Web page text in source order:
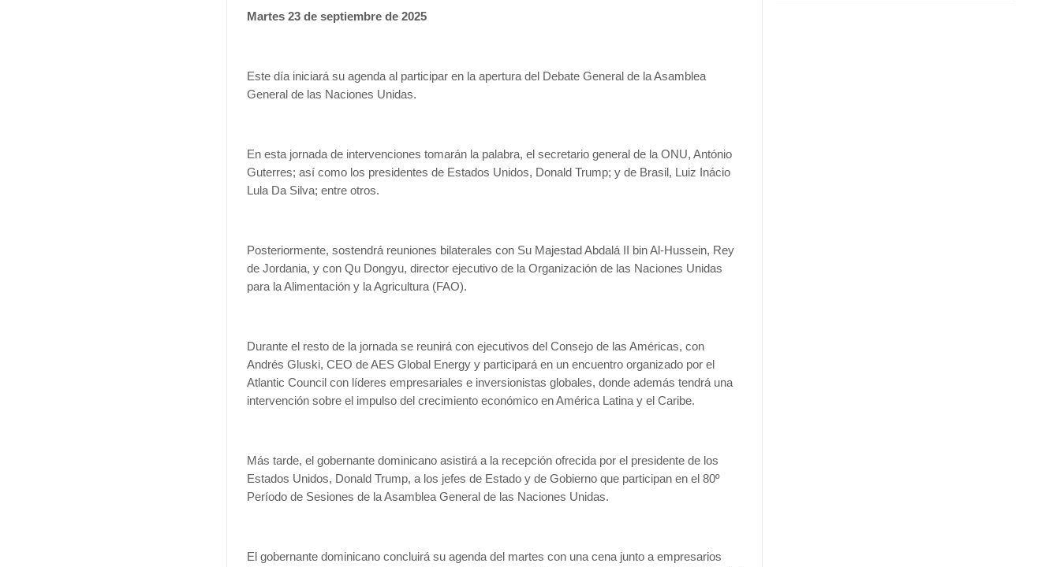
Martes 23 de septiembre de 2025
Este día iniciará su agenda al participar en la apertura del Debate General de la Asamblea
General de las Naciones Unidas.
En esta jornada de intervenciones tomarán la palabra, el secretario general de la ONU, António
Guterres; así como los presidentes de Estados Unidos, Donald Trump; y de Brasil, Luiz Inácio
Lula Da Silva; entre otros.
Posteriormente, sostendrá reuniones bilaterales con Su Majestad Abdalá II bin Al-Hussein, Rey
de Jordania, y con Qu Dongyu, director ejecutivo de la Organización de las Naciones Unidas
para la Alimentación y la Agricultura (FAO).
Durante el resto de la jornada se reunirá con ejecutivos del Consejo de las Américas, con
Andrés Gluski, CEO de AES Global Energy y participará en un encuentro organizado por el
Atlantic Council con líderes empresariales e inversionistas globales, donde además tendrá una
intervención sobre el impulso del crecimiento económico en América Latina y el Caribe.
Más tarde, el gobernante dominicano asistirá a la recepción ofrecida por el presidente de los
Estados Unidos, Donald Trump, a los jefes de Estado y de Gobierno que participan en el 80º
Período de Sesiones de la Asamblea General de las Naciones Unidas.
El gobernante dominicano concluirá su agenda del martes con una cena junto a empresarios